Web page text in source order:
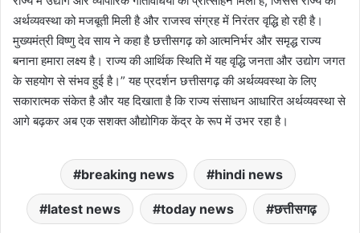
अर्थव्यवस्था को मजबूती मिली है और राजस्व संग्रह में निरंतर वृद्धि हो रही है।
मुख्यमंत्री विष्णु देव साय ने कहा है छत्तीसगढ़ को आत्मनिर्भर और समृद्ध राज्य
बनाना हमारा लक्ष्य है। राज्य की आर्थिक स्थिति में यह वृद्धि जनता और उद्योग जगत
के सहयोग से संभव हुई है।” यह प्रदर्शन छत्तीसगढ़ की अर्थव्यवस्था के लिए
सकारात्मक संकेत है और यह दिखाता है कि राज्य संसाधन आधारित अर्थव्यवस्था से
आगे बढ़कर अब एक सशक्त औद्योगिक केंद्र के रूप में उभर रहा है।
breaking news hindi news
latest news today news छत्तीसगढ़